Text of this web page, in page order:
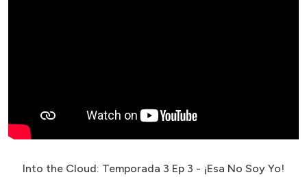
Into the Cloud: Temporada 3 Ep 3 - ¡Esa No Soy Yo!